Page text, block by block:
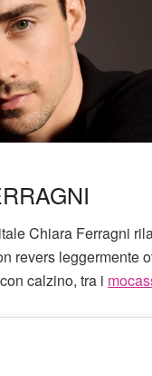
Chiara Ferragni
revers leggermente
calzino, tra i